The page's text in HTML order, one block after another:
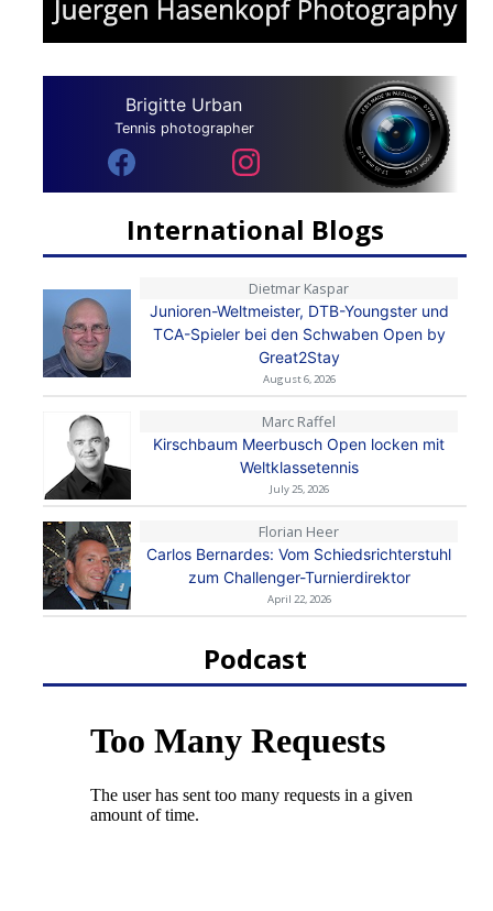
Brigitte Urban
Tennis photographer
International Blogs
Dietmar Kaspar
Junioren-Weltmeister, DTB-Youngster und
TCA-Spieler bei den Schwaben Open by
Great2Stay
August 6, 2026
Marc Raffel
Kirschbaum Meerbusch Open locken mit
Weltklassetennis
July 25, 2026
Florian Heer
Carlos Bernardes: Vom Schiedsrichterstuhl
zum Challenger-Turnierdirektor
April 22, 2026
Podcast